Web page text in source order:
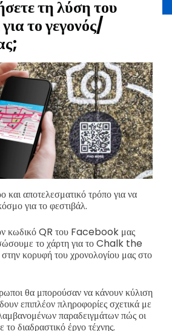
τη λύση του
το γεγονός/
και αποτελεσματικό τρόπο για να
για το φεστιβάλ.
κωδικό QR του Facebook μας
το χάρτη για το Chalk the
κορυφή του χρονολογίου μας στο
θα μπορούσαν να κάνουν κύλιση
επιπλέον πληροφορίες σχετικά με
παραδειγμάτων πώς οι
διαδραστικό έργο τέχνης.